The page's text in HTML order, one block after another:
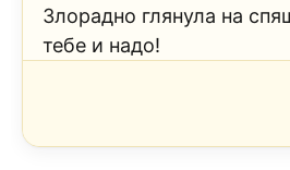
Злорадно глянула на
тебе и надо!